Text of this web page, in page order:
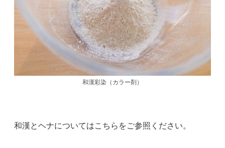
和漢彩染（カラー剤）
和漢とヘナについてはこちらをご参照ください。